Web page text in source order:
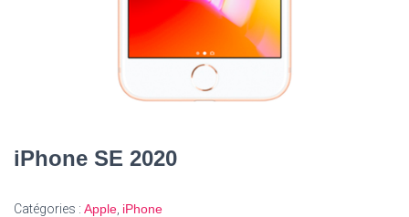
iPhone SE 2020
Catégories : Apple iPhone